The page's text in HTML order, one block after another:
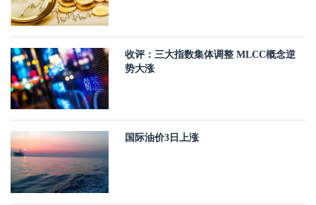
收评：三大指数集体调整 MLCC概念逆
势大涨
国际油价3日上涨